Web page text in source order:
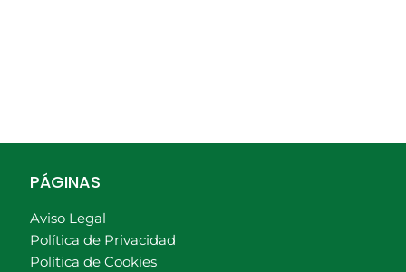
PÁGINAS
Aviso Legal
Política de Privacidad
Política de Cookies